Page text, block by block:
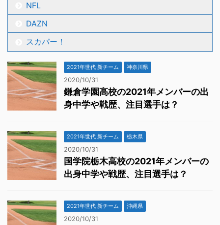
NFL
DAZN
スカパー！
2021年世代 新チーム 神奈川県
2020/10/31
鎌倉学園高校の2021年メンバーの出
身中学や戦歴、注目選手は？
2021年世代 新チーム 栃木県
2020/10/31
国学院栃木高校の2021年メンバーの
出身中学や戦歴、注目選手は？
2021年世代 新チーム 沖縄県
2020/10/31